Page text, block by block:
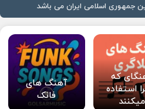
جمهوری اسلامی ایران می باشد
که
استفاده
میکنند
آهنگ های
فانک